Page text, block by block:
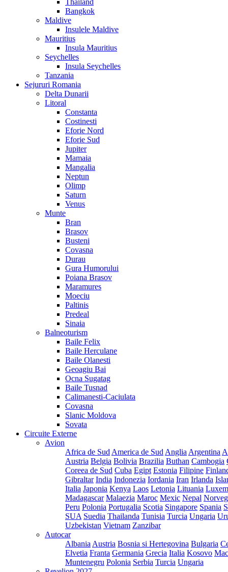
Thailand
Bangkok
Maldive
Insulele Maldive
Mauritius
Insula Mauritius
Seychelles
Insula Seychelles
Tanzania
Sejururi Romania
Delta Dunarii
Litoral
Constanta
Costinesti
Eforie Nord
Eforie Sud
Jupiter
Mamaia
Mangalia
Neptun
Olimp
Saturn
Venus
Munte
Bran
Brasov
Busteni
Covasna
Durau
Gura Humorului
Poiana Brasov
Maramures
Moeciu
Paltinis
Predeal
Sinaia
Balneoturism
Baile Felix
Baile Herculane
Baile Olanesti
Geoagiu Bai
Ocna Sugatag
Baile Tusnad
Calimanesti-Caciulata
Covasna
Slanic Moldova
Sovata
Circuite Externe
Avion
Africa de Sud America de Sud Anglia Argentina
Austria Belgia Bolivia Brazilia Buthan Cambogia
Coreea de Sud Cuba Egipt Estonia Filipine
Gibraltar India Indonezia Iordania Iran Irlanda
Italia Japonia Kenya Laos Letonia Lituania
Madagascar Malaezia Maroc Mexic Nepal
Peru Polonia Portugalia Scotia Singapore Spania
SUA Suedia Thailanda Tunisia Turcia Ungaria
Uzbekistan Vietnam Zanzibar
Autocar
Albania Austria Bosnia si Hertegovina Bulgaria
Elvetia Franta Germania Grecia Italia Kosovo
Muntenegru Polonia Serbia Turcia Ungaria